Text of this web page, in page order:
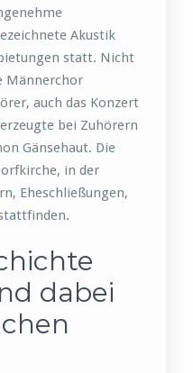
Akustik
statt. Nicht
Männerchor
auch das Konzert
bei Zuhörern
Gänsehaut. Die
in der
Eheschließungen,
dabei